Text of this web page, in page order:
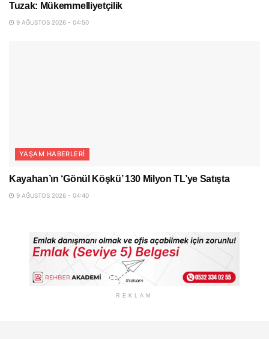
Tuzak: Mükemmelliyetçilik
9 AĞUSTOS 2026 - 04:50
YAŞAM HABERLERI
Kayahan’ın ‘Gönül Köşkü’ 130 Milyon TL’ye Satışta
9 AĞUSTOS 2026 - 04:40
REKLAM